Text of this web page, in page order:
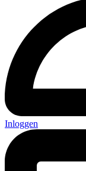
Inloggen